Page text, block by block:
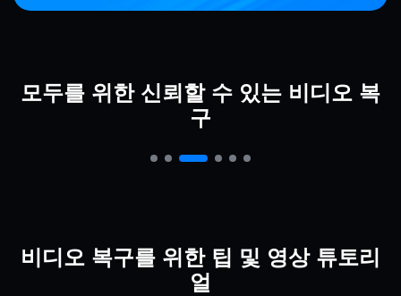
모두를 위한 신뢰할 수 있는 비디오 복
구
포맷, 손실, 삭제된 프로 카메라의 사진/비디오를 복구할 수 있습니다. 드론 영상 복
구도 지원합니다. 집에서도 비디오 복구를 지원합니다.
비디오 복구를 위한 팁 및 영상 튜토리
얼